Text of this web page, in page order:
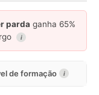
parda ganha 65%
i
de formação i